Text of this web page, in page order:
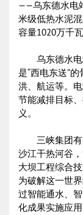
——乌东德水电
米级低热水泥
容量1020万千
乌东德水电
是“西电东送”
洪、航运等。
节能减排目标
义。
三峡集团有
沙江干热河谷
大坝工程综合
为破解这一世
过智能通水、
化成果实施应